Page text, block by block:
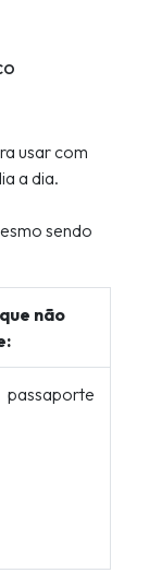
usar com
a dia.
sendo
não
passaporte